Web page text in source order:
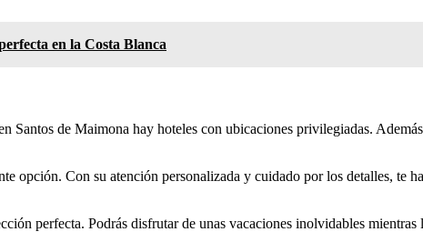
en la Costa Blanca
Santos de Maimona hay hoteles con ubicaciones privilegiadas.
opción. Con su atención personalizada y cuidado por los detalles, te
perfecta. Podrás disfrutar de unas vacaciones inolvidables mientras